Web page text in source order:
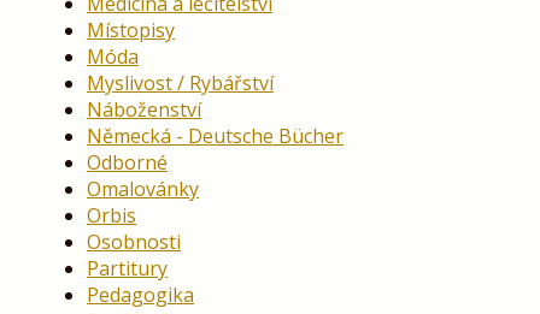
Místopisy
Móda
Myslivost / Rybářství
Náboženství
Německá - Deutsche Bücher
Odborné
Omalovánky
Orbis
Osobnosti
Partitury
Pedagogika